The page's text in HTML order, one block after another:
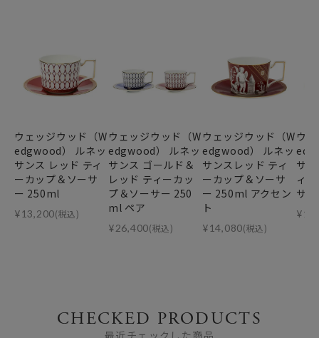
ウェッジウッド（W
edgwood） ルネッ
サンス レッド ティ
ーカップ＆ソーサ
ー 250ml
¥13,200(税込)
ウェッジウッド（W
edgwood） ルネッ
サンス ゴールド＆
レッド ティーカッ
プ＆ソーサー 250
ml ペア
¥26,400(税込)
ウェッジウッド（W
edgwood） ルネッ
サンスレッド ティ
ーカップ＆ソーサ
ー 250ml アクセン
ト
¥14,080(税込)
ウ
サ
ィ
サ
¥
CHECKED PRODUCTS
最近チェックした商品